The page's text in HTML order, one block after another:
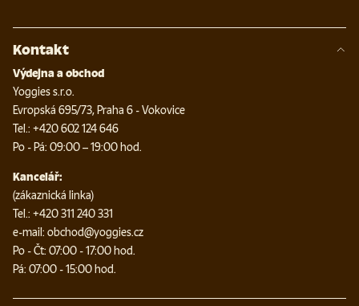
Kontakt
Výdejna a obchod
Yoggies s.r.o.
Evropská 695/73, Praha 6 - Vokovice
Tel.: +420 602 124 646
Po - Pá: 09:00 – 19:00 hod.
Kancelář:
(zákaznická linka)
Tel.: +420 311 240 331
e-mail: obchod@yoggies.cz
Po - Čt: 07:00 - 17:00 hod.
Pá: 07:00 - 15:00 hod.